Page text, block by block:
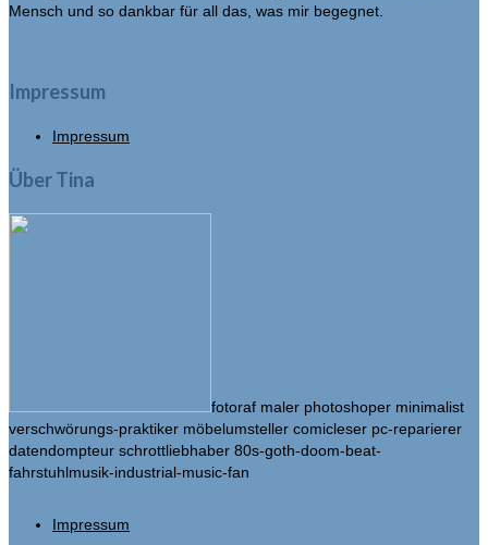
Mensch und so dankbar für all das, was mir begegnet.
Impressum
Impressum
Über Tina
fotoraf maler photoshoper minimalist
verschwörungs-praktiker möbelumsteller comicleser pc-reparierer
datendompteur schrottliebhaber 80s-goth-doom-beat-
fahrstuhlmusik-industrial-music-fan
Impressum